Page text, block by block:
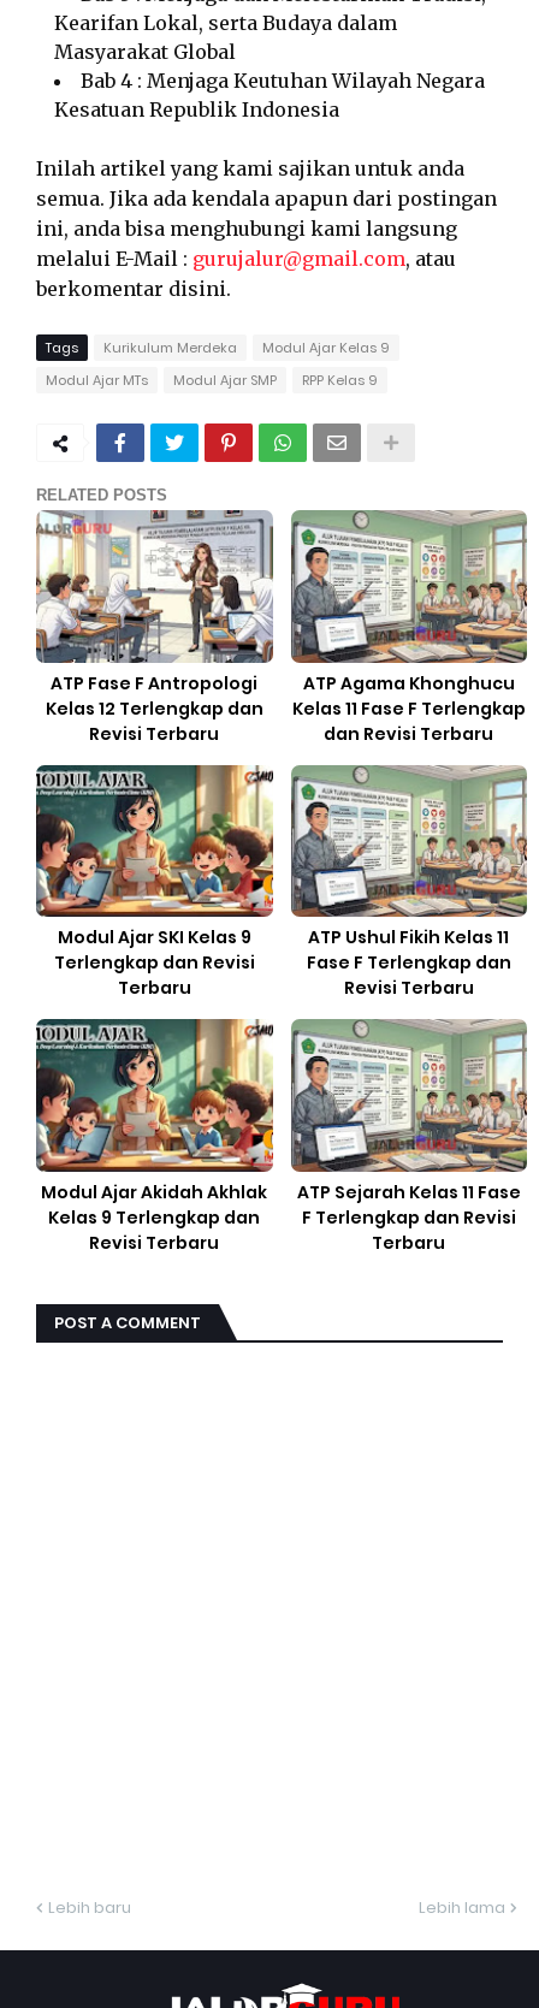
Kearifan Lokal, serta Budaya dalam
Masyarakat Global
Bab 4 : Menjaga Keutuhan Wilayah Negara
Kesatuan Republik Indonesia
Inilah artikel yang kami sajikan untuk anda
semua. Jika ada kendala apapun dari postingan
ini, anda bisa menghubungi kami langsung
melalui E-Mail : gurujalur@gmail.com, atau
berkomentar disini.
Tags Kurikulum Merdeka
Modul Ajar Kelas 9
Modul Ajar MTs
Modul Ajar SMP RPP Kelas 9
RELATED POSTS
ATP Fase F Antropologi
Kelas 12 Terlengkap dan
Revisi Terbaru
ATP Agama Khonghucu
Kelas 11 Fase F Terlengkap
dan Revisi Terbaru
Modul Ajar SKI Kelas 9
Terlengkap dan Revisi
Terbaru
ATP Ushul Fikih Kelas 11
Fase F Terlengkap dan
Revisi Terbaru
Modul Ajar Akidah Akhlak
Kelas 9 Terlengkap dan
Revisi Terbaru
ATP Sejarah Kelas 11 Fase
F Terlengkap dan Revisi
Terbaru
POST A COMMENT
Lebih baru Lebih lama